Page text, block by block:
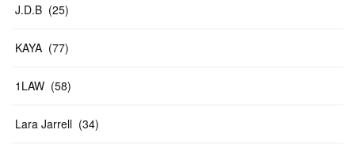
J.D.B (25)
KAYA (77)
1LAW (58)
Lara Jarrell (34)